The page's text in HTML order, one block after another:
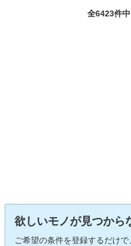
全6423件
欲しいモノが見つから
ご希望の条件を登録するだけ